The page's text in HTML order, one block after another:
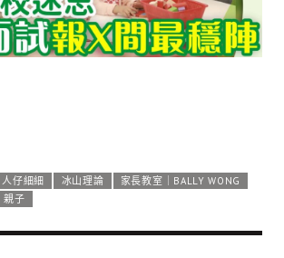
人仔細細 冰山理論
家長教室｜BALLY WONG
親子